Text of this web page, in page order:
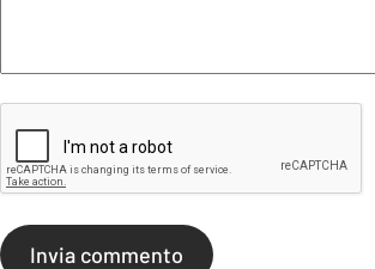
Invia commento